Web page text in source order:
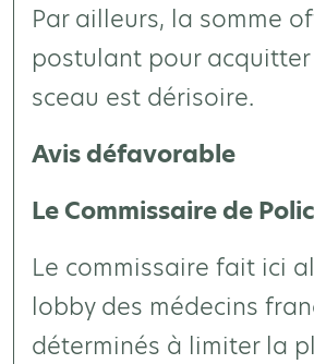
Par ailleurs, la somme
postulant pour
sceau est dérisoire.
Avis défavorable
Le Commissaire de
Le commissaire fait ici
lobby des médecins
déterminés à limiter la